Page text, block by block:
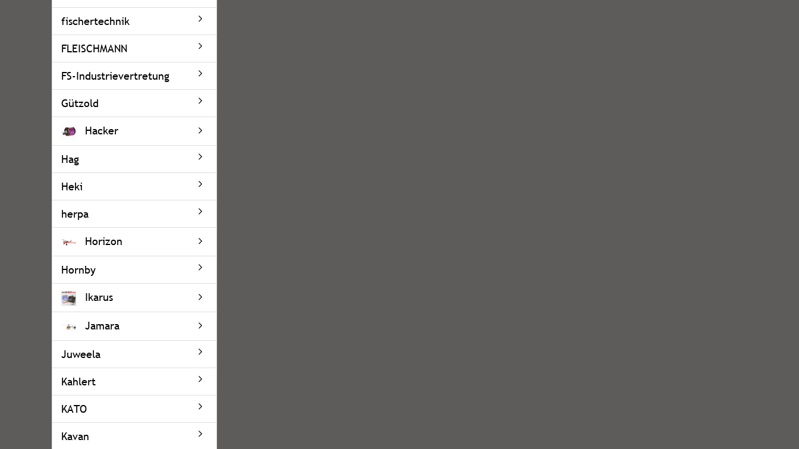
fischertechnik
FLEISCHMANN
FS-Industrievertretung
Gützold
Hacker
Hag
Heki
herpa
Horizon
Hornby
Ikarus
Jamara
Juweela
Kahlert
KATO
Kavan